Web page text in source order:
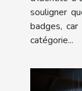
souligner
badges,
catégorie...